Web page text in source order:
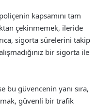
kapsamını tam
çekinmemek, ileride
sigorta sürelerini takip
bir sigorta ile
bu güvencenin yanı sıra,
güvenli bir trafik